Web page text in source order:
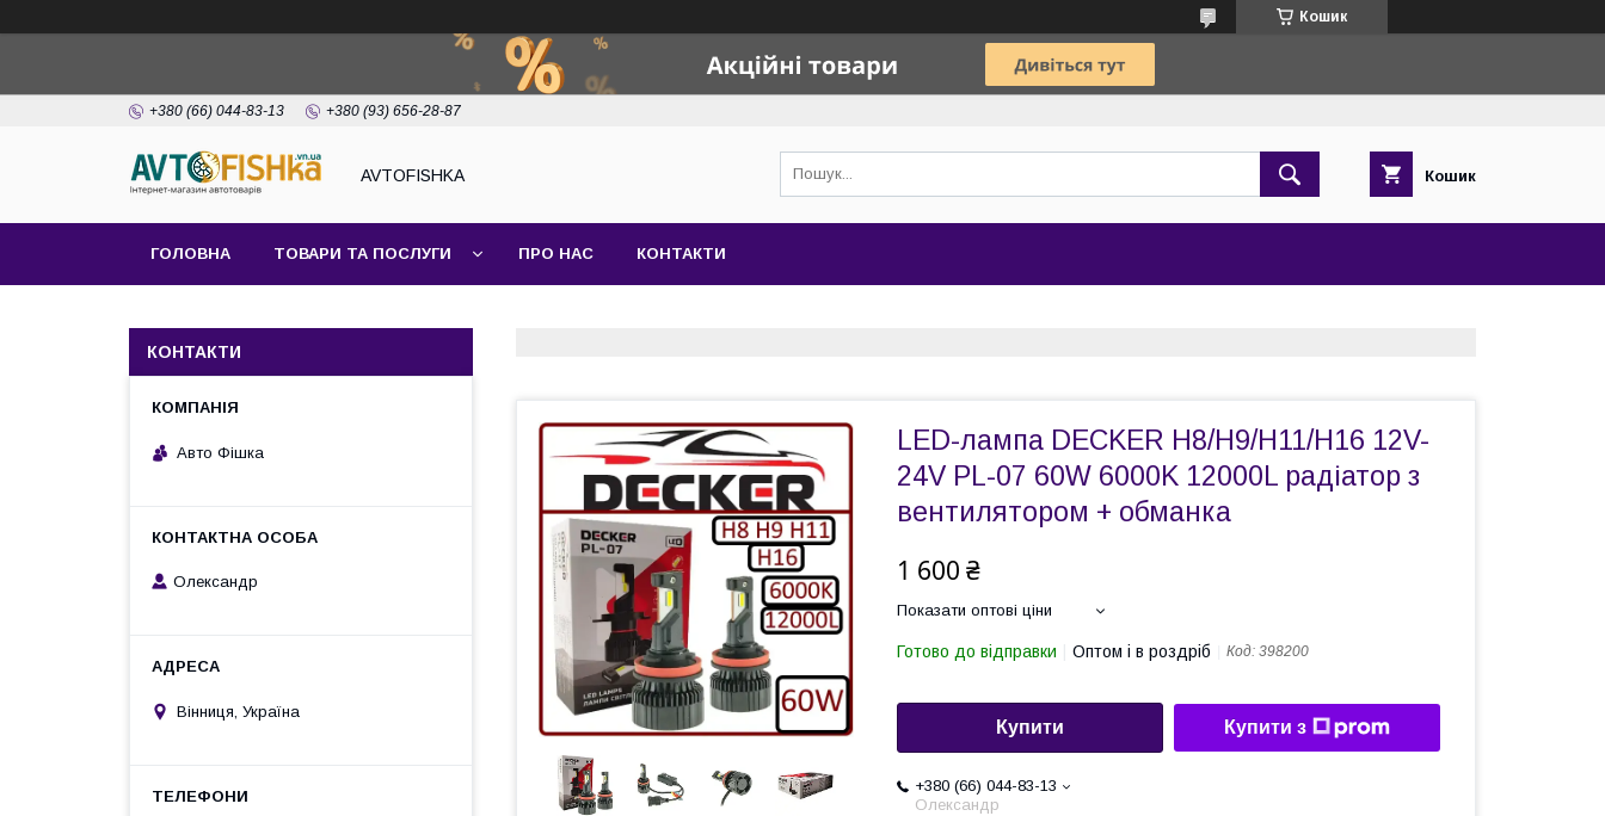
Кошик
+380 (66) 044-83-13 +380 (93) 656-28-87
AVTOFISHKA Кошик
ГОЛОВНА ТОВАРИ ТА ПОСЛУГИ ПРО НАС КОНТАКТИ
LED-лампа DECKER H8/H9/H11/H16 12V-
24V PL-07 60W 6000K 12000L радіатор з
вентилятором + обманка
1 600 ₴
Показати оптові ціни
Готово до відправки Оптом і в роздріб Код: 398200
Купити Купити з
+380 (66) 044-83-13
Олександр
КОНТАКТИ
Авто Фішка
Олександр
Вінниця, Україна